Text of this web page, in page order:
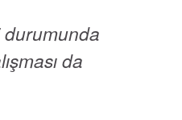
durumunda
da